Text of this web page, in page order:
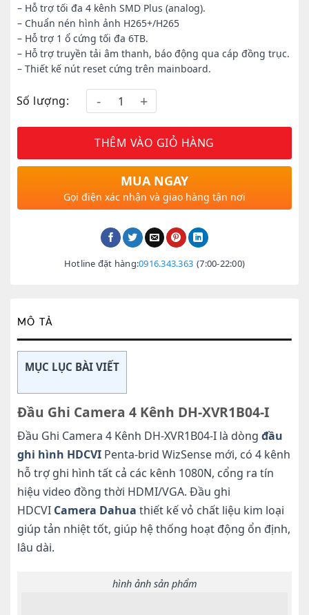
– Hỗ trợ tối đa 4 kênh SMD Plus (analog).
– Chuẩn nén hình ảnh H265+/H265
– Hỗ trợ 1 ổ cứng tối đa 6TB.
– Hỗ trợ truyền tải âm thanh, báo động qua cáp đồng trục.
– Thiết kế nút reset cứng trên mainboard.
Số lượng:
THÊM VÀO GIỎ HÀNG
MUA NGAY
Gọi điện xác nhận và giao hàng tận nơi
Hotline đặt hàng:0916.343.363 (7:00-22:00)
MÔ TẢ
MỤC LỤC BÀI VIẾT
Đầu Ghi Camera 4 Kênh DH-XVR1B04-I
Đầu Ghi Camera 4 Kênh DH-XVR1B04-I là dòng đầu
ghi hình HDCVIPenta-brid WizSense mới, có 4 kênh
hỗ trợ ghi hình tất cả các kênh 1080N, cổng ra tín
hiệu video đồng thời HDMI/VGA. Đầu ghi
HDCVI Camera Dahua thiết kế vỏ chất liệu kim loại
giúp tản nhiệt tốt, giúp hệ thống hoạt động ổn định,
lâu dài.
hình ảnh sản phẩm